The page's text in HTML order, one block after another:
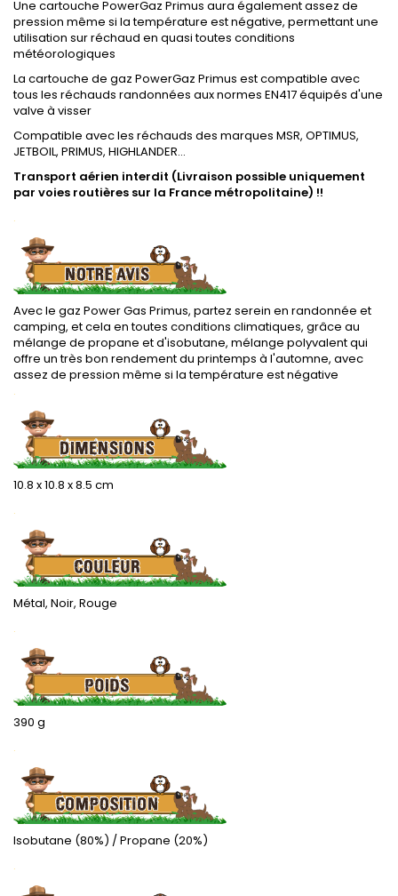
Une cartouche PowerGaz Primus aura également assez de
pression même si la température est négative, permettant une
utilisation sur réchaud en quasi toutes conditions
météorologiques
La cartouche de gaz PowerGaz Primus est compatible avec
tous les réchauds randonnées aux normes EN417 équipés d'une
valve à visser
Compatible avec les réchauds des marques MSR, OPTIMUS,
JETBOIL, PRIMUS, HIGHLANDER...
Transport aérien interdit (Livraison possible uniquement
par voies routières sur la France métropolitaine) !!
.
Avec le gaz Power Gas Primus, partez serein en randonnée et
camping, et cela en toutes conditions climatiques, grâce au
mélange de propane et d'isobutane, mélange polyvalent qui
offre un très bon rendement du printemps à l'automne, avec
assez de pression même si la température est négative
.
10.8 x 10.8 x 8.5 cm
.
Métal, Noir, Rouge
.
390 g
.
Isobutane (80%) / Propane (20%)
.